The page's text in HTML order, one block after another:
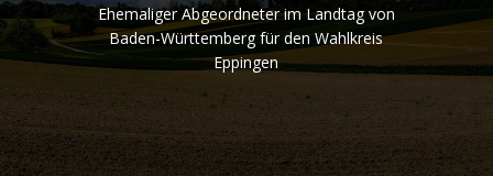
Ehemaliger Abgeordneter im Landtag von
Baden-Württemberg für den Wahlkreis
Eppingen